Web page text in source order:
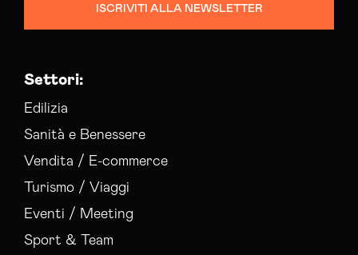
ISCRIVITI ALLA NEWSLETTER
Settori:
Edilizia
Sanità e Benessere
Vendita / E-commerce
Turismo / Viaggi
Eventi / Meeting
Sport & Team